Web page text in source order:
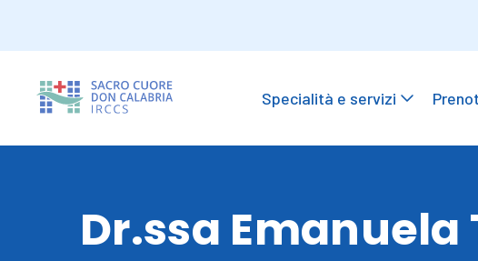
Specialità e servizi
Dr.ssa